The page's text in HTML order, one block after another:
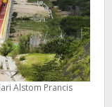
Alstom Prancis